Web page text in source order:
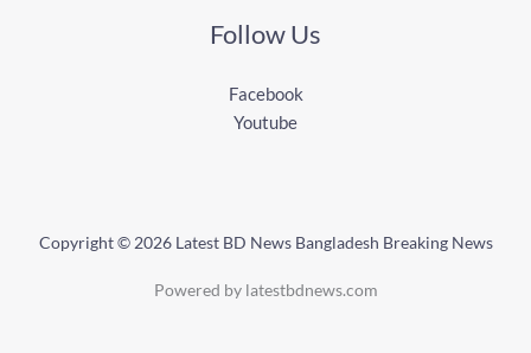
Follow Us
Facebook
Youtube
Copyright © 2026 Latest BD News Bangladesh Breaking News
Powered by latestbdnews.com